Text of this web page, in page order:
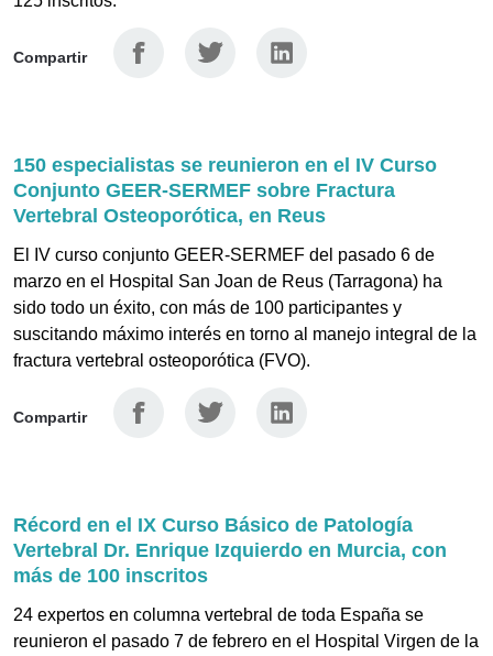
Compartir
Facebook Twitter Linkedin
150 especialistas se reunieron en el IV Curso
Conjunto GEER-SERMEF sobre Fractura
Vertebral Osteoporótica, en Reus
El IV curso conjunto GEER-SERMEF del pasado 6 de
marzo en el Hospital San Joan de Reus (Tarragona) ha
sido todo un éxito, con más de 100 participantes y
suscitando máximo interés en torno al manejo integral de la
fractura vertebral osteoporótica (FVO).
Compartir
Facebook Twitter Linkedin
Récord en el IX Curso Básico de Patología
Vertebral Dr. Enrique Izquierdo en Murcia, con
más de 100 inscritos
24 expertos en columna vertebral de toda España se
reunieron el pasado 7 de febrero en el Hospital Virgen de la